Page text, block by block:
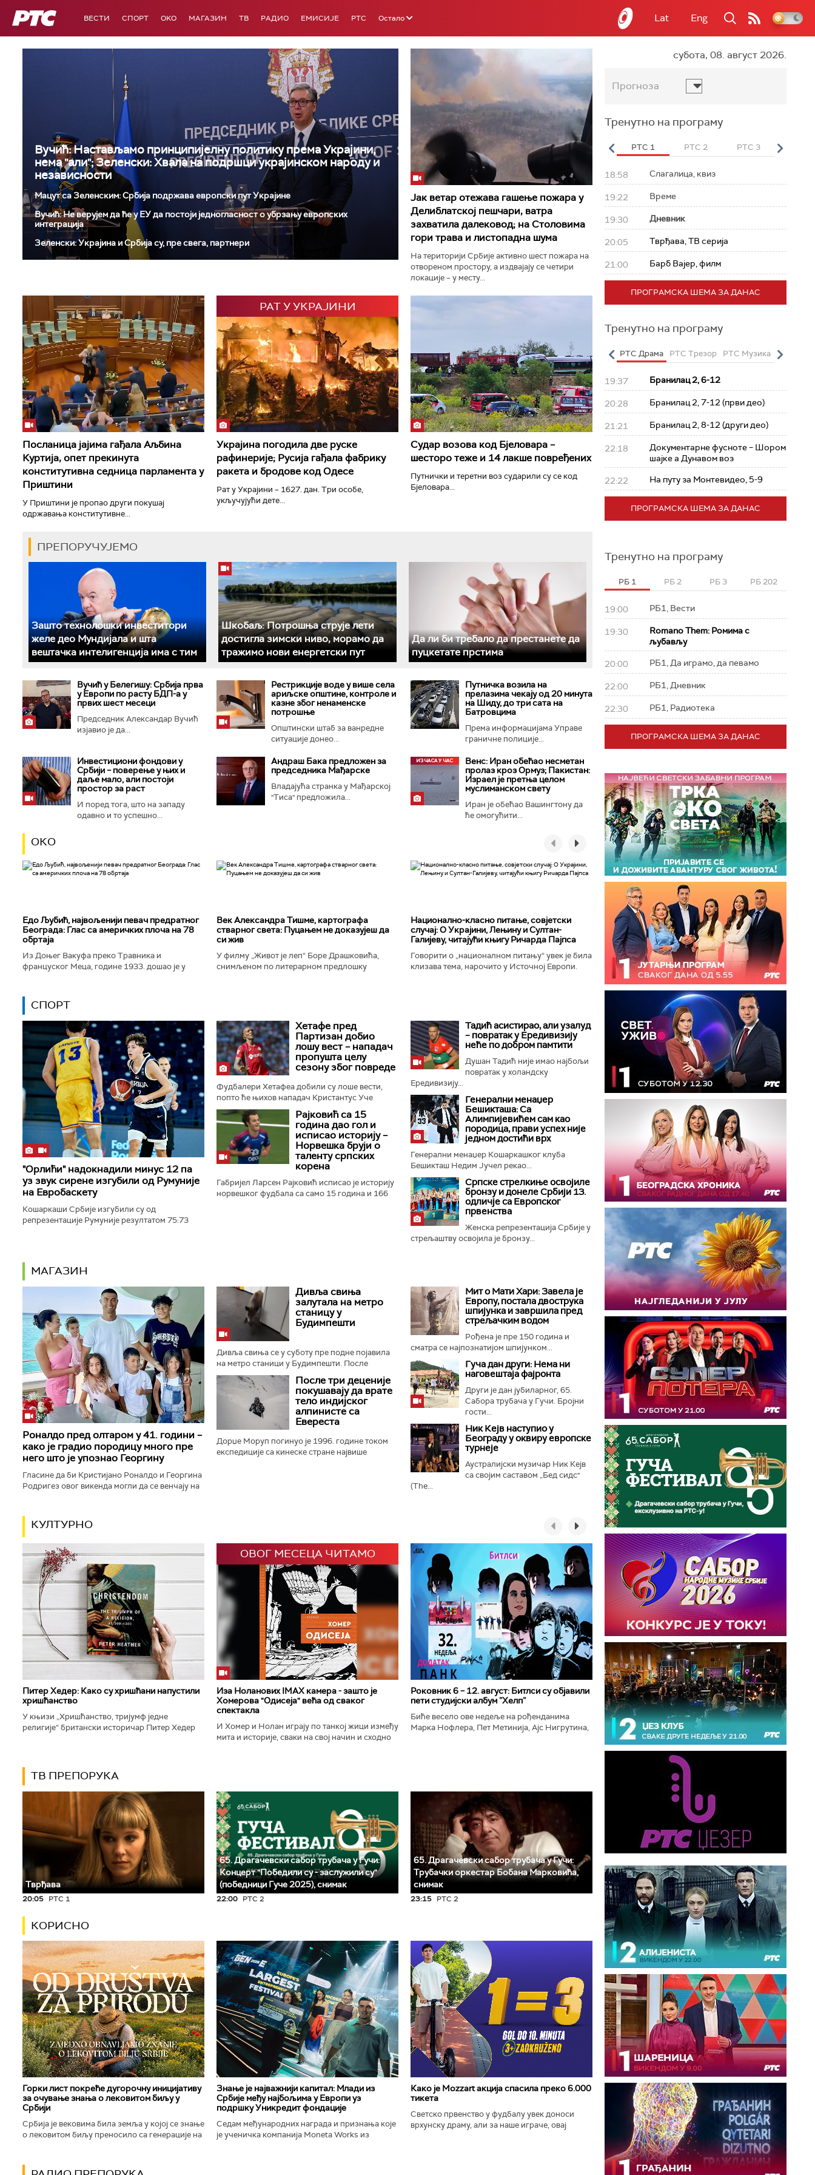
РТС ВЕСТИ СПОРТ OKO МАГАЗИН ТВ РАДИО ЕМИСИЈЕ РТС Остало Lat Eng
Вучић: Настављамо принципијелну политику према Украјини,
нема "али"; Зеленски: Хвала на подршци украјинском народу и
независности
Мацут са Зеленским: Србија подржава европски пут Украјине
Вучић: Не верујем да ће у ЕУ да постоји једногласност о убрзању европских
интеграција
Зеленски: Украјина и Србија су, пре свега, партнери
Јак ветар отежава гашење пожара у
Делиблатској пешчари, ватра
захватила далековод; на Столовима
гори трава и листопадна шума
На територији Србије активно шест пожара на
отвореном простору, а издвајају се четири
локације – у месту...
Посланица јајима гађала Аљбина
Куртија, опет прекинута
конститутивна седница парламента у
Приштини
У Приштини је пропао други покушај
одржавања конститутивне...
РАТ У УКРАЈИНИ
Украјина погодила две руске
рафинерије; Русија гађала фабрику
ракета и бродове код Одесе
Рат у Украјини – 1627. дан. Три особе,
укључујући дете...
Судар возова код Бјеловара –
шесторо теже и 14 лакше повређених
Путнички и теретни воз сударили су се код
Бјеловара...
ПРЕПОРУЧУЈЕМО
Зашто технолошки инвеститори
желе део Мундијала и шта
вештачка интелигенција има с тим
Шкобаљ: Потрошња струје лети
достигла зимски ниво, морамо да
тражимо нови енергетски пут
Да ли би требало да престанете да
пуцкетате прстима
Вучић у Белегишу: Србија прва
у Европи по расту БДП-а у
првих шест месеци
Председник Александар Вучић
изјавио је да...
Рестрикције воде у више села
ариљске општине, контроле и
казне због ненаменске
потрошње
Општински штаб за ванредне
ситуације донео...
Путничка возила на
прелазима чекају од 20 минута
на Шиду, до три сата на
Батровцима
Према информацијама Управе
граничне полиције...
Инвестициони фондови у
Србији – поверење у њих и
даље мало, али постоји
простор за раст
И поред тога, што на западу
одавно и то успешно...
Андраш Бакa предложен за
председника Мађарске
Владајућа странка у Мађарској
"Тиса" предложила...
Венс: Иран обећао несметан
пролаз кроз Ормуз; Пакистан:
Израел је претња целом
муслиманском свету
Иран је обећао Вашингтону да
ће омогућити...
ОКО
Едо Љубић, највољенији певач предратног
Београда: Глас са америчких плоча на 78
обртаја
Из Доњег Вакуфа преко Травника и
француског Меца, године 1933. дошао је у
Век Александра Тишме, картографа
стварног света: Пуцањем не доказујеш да
си жив
У филму „Живот је леп“ Боре Драшковића,
снимљеном по литерарном предлошку
Национално-класнo питање, совјетски
случај: О Украјини, Лењину и Султан-
Галијеву, читајући књигу Ричарда Пајпса
Говорити о „националном питању“ увек је била
клизава тема, нарочито у Источној Европи.
СПОРТ
"Орлићи" надокнадили минус 12 па
уз звук сирене изгубили од Румуније
на Евробаскету
Кошаркаши Србије изгубили су од
репрезентације Румуније резултатом 75:73
Хетафе пред
Партизан добио
лошу вест – нападач
пропушта целу
сезону због повреде
Фудбалери Хетафеа добили су лоше вести,
попто ће њихов нападач Кристантус Уче
пропустити читаву сезону због тешке повреде
колена, саопштио је шпански клуб...
Рајковић са 15
година дао гол и
исписао историју –
Норвешка бруји о
таленту српских
корена
Габријел Ларсен Рајковић исписао је историју
норвешког фудбала са само 15 година и 166
Тадић асистирао, али узалуд
– повратак у Ередивизију
неће по добром памтити
Душан Тадић није имао најбољи
повратак у холандску
Ередивизију...
Генерални менаџер
Бешикташа: Са
Алимпијевићем сам као
породица, прави успех није
једном достићи врх
Генерални менаџер Кошаркашког клуба
Бешикташ Недим Јучел рекао...
Српске стрелкиње освојиле
бронзу и донеле Србији 13.
одличје са Европског
првенства
Женска репрезентација Србије у
стрељаштву освојила је бронзу...
МАГАЗИН
Роналдо пред олтаром у 41. години –
како је градио породицу много пре
него што је упознао Георгину
Гласине да би Кристијано Роналдо и Георгина
Родригез овог викенда могли да се венчају на
Дивља свиња
залутала на метро
станицу у
Будимпешти
Дивља свиња се у суботу пре подне појавила
на метро станици у Будимпешти. После
једноипочасовног застоја на линији М2,
одлучено је да се дивља животиња...
После три деценије
покушавају да врате
тело индијског
алпинисте са
Евереста
Дорџе Моруп погинуо је 1996. године током
експедиције са кинеске стране највише
Мит о Мати Хари: Завела је
Европу, постала двострука
шпијунка и завршила пред
стрељачким водом
Рођена је пре 150 година и
сматра се најпознатијом шпијунком...
Гуча дан други: Нема ни
наговештаја фајронта
Други је дан јубиларног, 65.
Сабора трубача у Гучи. Бројни
гости...
Ник Кејв наступио у
Београду у оквиру европске
турнеје
Аустралијски музичар Ник Кејв
са својим саставом „Бед сидс"
(The...
КУЛТУРНО
Питер Хедер: Како су хришћани напустили
хришћанство
У књизи „Хришћанство, тријумф једне
религије“ британски историчар Питер Хедер
ОВОГ МЕСЕЦА ЧИТАМО
Иза Ноланових IMAX камера - зашто је
Хомерова "Одисеја" већа од сваког
спектакла
И Хомер и Нолан играју по танкој жици између
мита и историје, сваки на свој начин и сходно
Роковник 6 – 12. август: Битлси су објавили
пети студијски албум ”Хелп”
Биће весело ове недеље на рођенданима
Марка Нофлера, Пет Метинија, Ајс Нигрутина,
ТВ ПРЕПОРУКА
Тврђава
20:05 РТС 1
65. Драгачевски сабор трубача у Гучи:
Концерт "Победили су - заслужили су"
(победници Гуче 2025), снимак
22:00 РТС 2
65. Драгачевски сабор трубача у Гучи:
Трубачки оркестар Бобана Марковића,
снимак
23:15 РТС 2
КОРИСНО
Горки лист покреће дугорочну иницијативу
за очување знања о лековитом биљу у
Србији
Србија је вековима била земља у којој се знање
о лековитом биљу преносило са генерације на
Знање је најважнији капитал: Млади из
Србије међу најбољима у Европи уз
подршку Уникредит фондације
Седам међународних награда и признања које
је ученичка компанија Moneta Works из
Како је Mozzart акција спасила преко 6.000
тикета
Светско првенство у фудбалу увек доноси
врхунску драму, али за наше играче, овај
субота, 08. август 2026.
Прогноза
Тренутно на програму
РТС 3 РТС Свет РТС HD РТС 1 РТС 2 РТС 3 РТС
18:58 Слагалица, квиз
19:22 Време
19:30 Дневник
20:05 Тврђава, ТВ серија
21:00 Барб Вајер, филм
ПРОГРАМСКА ШЕМА ЗА ДАНАС
Тренутно на програму
РТС Класика РТС Коло РТС Полетарац РТС Драма РТС Трезор РТС Музика РТС
19:37 Бранилац 2, 6-12
20:28 Бранилац 2, 7-12 (први део)
21:21 Бранилац 2, 8-12 (други део)
22:18
Документарне фусноте – Шором
шајке а Дунавом воз
22:22 На путу за Монтевидео, 5-9
ПРОГРАМСКА ШЕМА ЗА ДАНАС
Тренутно на програму
РБ 1 РБ 2 РБ 3 РБ 202
19:00 РБ1, Вести
19:30
Romano Them: Ромима с
љубављу
20:00 РБ1, Да играмо, да певамо
22:00 РБ1, Дневник
22:30 РБ1, Радиотека
ПРОГРАМСКА ШЕМА ЗА ДАНАС